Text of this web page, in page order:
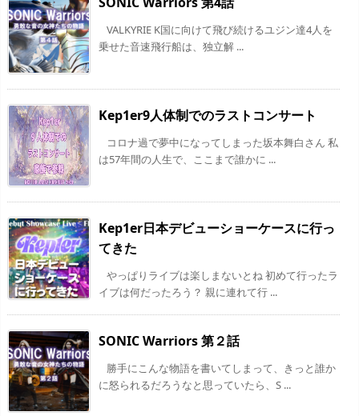
VALKYRIE K国に向けて飛び続けるユジン達4人を
乗せた音速飛行船は、独立解 ...
Kep1er9人体制でのラストコンサート
コロナ過で夢中になってしまった坂本舞白さん 私
は57年間の人生で、ここまで誰かに ...
Kep1er日本デビューショーケースに行っ
てきた
やっぱりライブは楽しまないとね 初めて行ったラ
イブは何だったろう？ 親に連れて行 ...
SONIC Warriors 第２話
勝手にこんな物語を書いてしまって、きっと誰か
に怒られるだろうなと思っていたら、S ...